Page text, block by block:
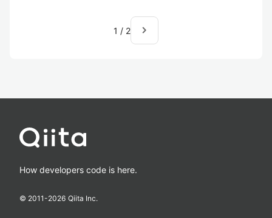
1 / 2 navigate_next
How developers code is here.
© 2011-2026 Qiita Inc.